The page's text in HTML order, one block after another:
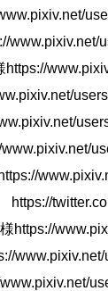
www.pixiv.net/
https://
www.pixiv.net/